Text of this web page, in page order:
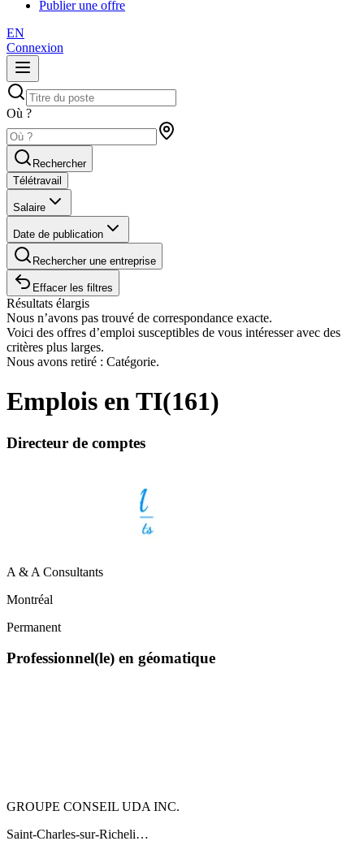
Publier une offre
EN
Connexion
Où ?
Rechercher
Télétravail
Salaire
Date de publication
Rechercher une entreprise
Effacer les filtres
Résultats élargis
Nous n’avons pas trouvé de correspondance exacte.
Voici des offres d’emploi susceptibles de vous intéresser avec des
critères plus larges.
Nous avons retiré : Catégorie.
Emplois en TI(161)
Directeur de comptes
A & A Consultants
Montréal
Permanent
Professionnel(le) en géomatique
GROUPE CONSEIL UDA INC.
Saint-Charles-sur-Richeli…